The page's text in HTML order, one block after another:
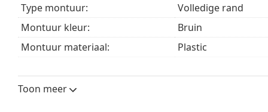
Type montuur:
Volledige rand
Montuur kleur:
Bruin
Montuur materiaal:
Plastic
Breedte:
Toon meer